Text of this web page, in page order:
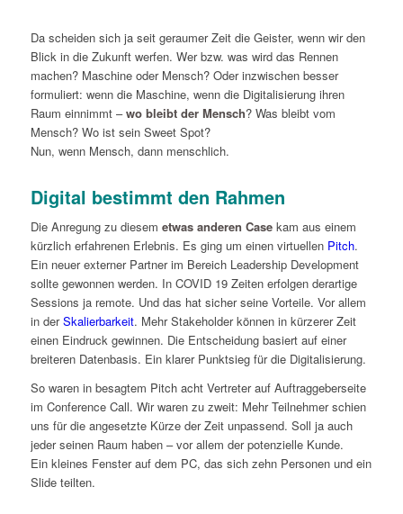
Da scheiden sich ja seit geraumer Zeit die Geister, wenn wir den
Blick in die Zukunft werfen. Wer bzw. was wird das Rennen
machen? Maschine oder Mensch? Oder inzwischen besser
formuliert: wenn die Maschine, wenn die Digitalisierung ihren
Raum einnimmt –wo bleibt der Mensch? Was bleibt vom
Mensch? Wo ist sein Sweet Spot?
Nun, wenn Mensch, dann menschlich.
Digital bestimmt den Rahmen
Die Anregung zu diesem etwas anderen Casekam aus einem
kürzlich erfahrenen Erlebnis. Es ging um einen virtuellen Pitch.
Ein neuer externer Partner im Bereich Leadership Development
sollte gewonnen werden. In COVID 19 Zeiten erfolgen derartige
Sessions ja remote. Und das hat sicher seine Vorteile. Vor allem
in derSkalierbarkeit. Mehr Stakeholder können in kürzerer Zeit
einen Eindruck gewinnen. Die Entscheidung basiert auf einer
breiteren Datenbasis. Ein klarer Punktsieg für die Digitalisierung.
So waren in besagtem Pitch acht Vertreter auf Auftraggeberseite
im Conference Call. Wir waren zu zweit: Mehr Teilnehmer schien
uns für die angesetzte Kürze der Zeit unpassend. Soll ja auch
jeder seinen Raum haben – vor allem der potenzielle Kunde.
Ein kleines Fenster auf dem PC, das sich zehn Personen und ein
Slide teilten.